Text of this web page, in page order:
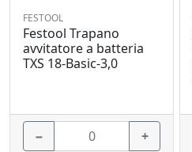
FESTOOL
Festool Trapano
avvitatore a batteria
TXS 18-Basic-3,0
− +